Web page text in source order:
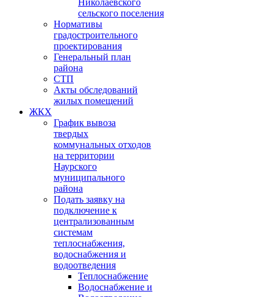
Николаевского
сельского поселения
Нормативы
градостроительного
проектирования
Генеральный план
района
СТП
Акты обследований
жилых помещений
ЖКХ
График вывоза
твердых
коммунальных отходов
на территории
Наурского
муниципального
района
Подать заявку на
подключение к
централизованным
системам
теплоснабжения,
водоснабжения и
водоотведения
Теплоснабжение
Водоснабжение и